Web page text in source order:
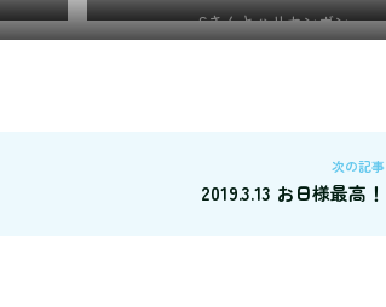
Sさんとハリセンボン
次の記事
2019.3.13 お日様最高！